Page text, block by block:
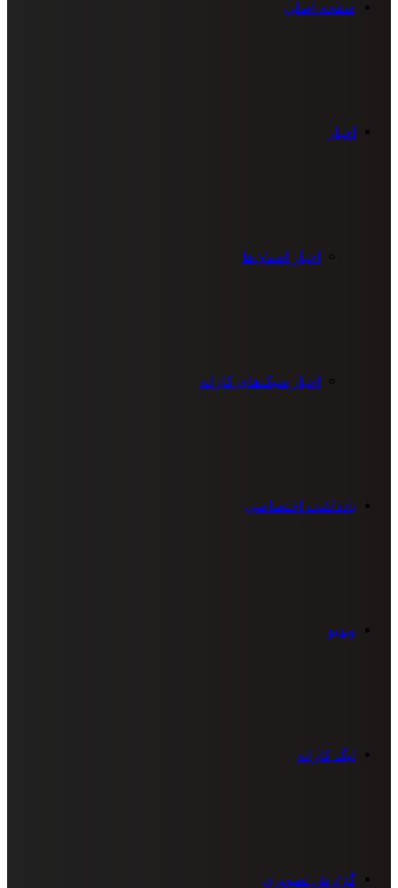
صفحه اصلی
اخبار
اخبار استان‌ها
اخبار سبک‌های کاراته
یادداشت اختصاصی
ویدیو
لیگ کاراته
گزارش تصویری